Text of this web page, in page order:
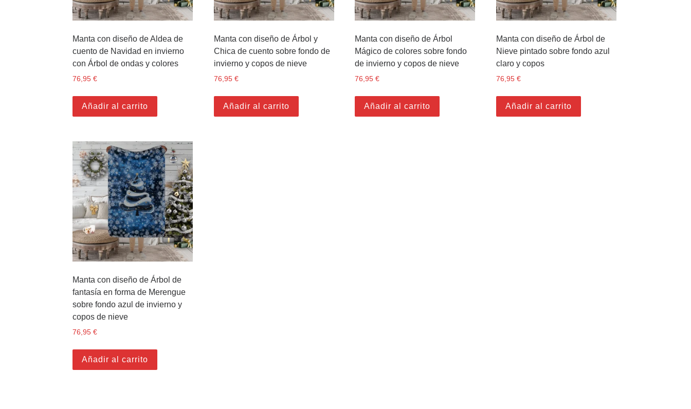
Manta con diseño de Aldea de
cuento de Navidad en invierno
con Árbol de ondas y colores
76,95 €
Añadir al carrito
Manta con diseño de Árbol y
Chica de cuento sobre fondo de
invierno y copos de nieve
76,95 €
Añadir al carrito
Manta con diseño de Árbol
Mágico de colores sobre fondo
de invierno y copos de nieve
76,95 €
Añadir al carrito
Manta con diseño de Árbol de
Nieve pintado sobre fondo azul
claro y copos
76,95 €
Añadir al carrito
Manta con diseño de Árbol de
fantasía en forma de Merengue
sobre fondo azul de invierno y
copos de nieve
76,95 €
Añadir al carrito